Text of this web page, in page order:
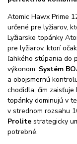
Atomic Hawx Prime
určené pre lyžiarov,
Lyžiarske topánky
pre lyžiarov, ktorí
ľahkého stúpania do
výkonom. Systém
a obojsmernú
chodidla, čím
topánky dominujú v
v strednom rozsahu
Prolite strategicky
potrebné.